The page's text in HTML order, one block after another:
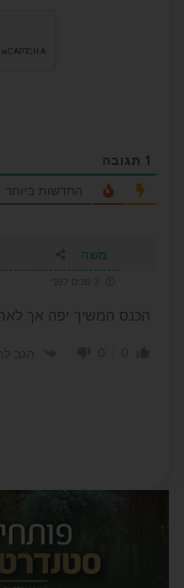
1 תגובה
החדשות ביותר
משה
הכנס המשיך יפה אך